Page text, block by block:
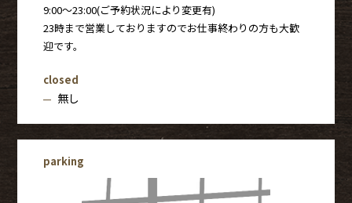
9:00〜23:00(ご予約状況により変更有)
23時まで営業しておりますのでお仕事終わりの方も大歓
迎です。
closed
無し
parking